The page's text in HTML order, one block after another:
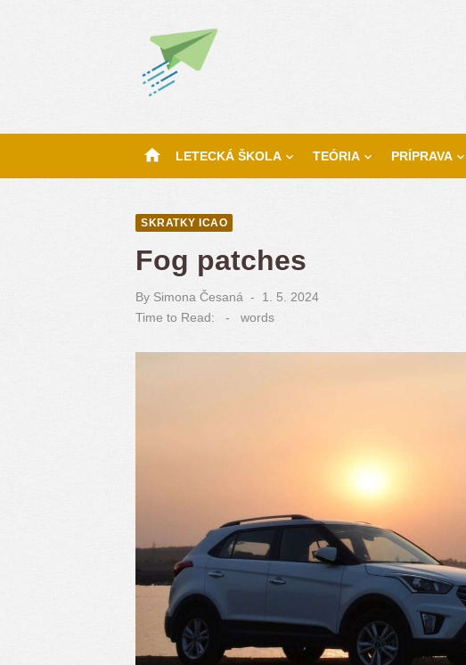
home LETECKÁ ŠKOLA TEÓRIA PRÍPRAVA
SKRATKY ICAO
Fog patches
By Simona Česaná
Posted
on
1. 5. 2024
Time to Read:
- words